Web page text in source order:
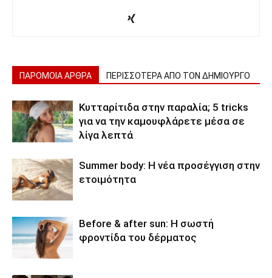
ΠΑΡΟΜΟΙΑ ΑΡΘΡΑ ΠΕΡΙΣΣΟΤΕΡΑ ΑΠΟ ΤΟΝ ΔΗΜΙΟΥΡΓΟ
Κυτταρίτιδα στην παραλία; 5 tricks
για να την καμουφλάρετε μέσα σε
λίγα λεπτά
Summer body: Η νέα προσέγγιση στην
ετοιμότητα
Before & after sun: Η σωστή
φροντίδα του δέρματος